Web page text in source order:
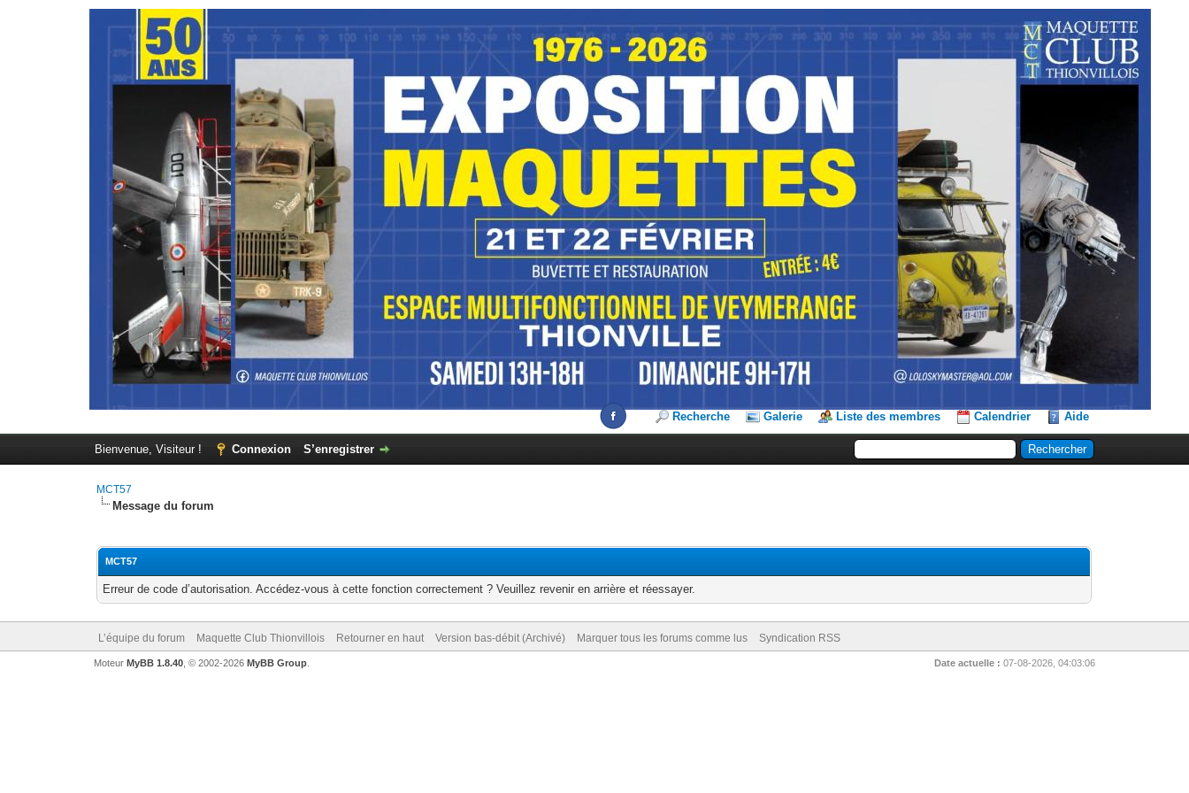
Recherche Galerie Liste des membres Calendrier Aide
Bienvenue, Visiteur ! Connexion S’enregistrer
MCT57
Message du forum
MCT57
Erreur de code d’autorisation. Accédez-vous à cette fonction correctement ? Veuillez revenir en arrière et réessayer.
L’équipe du forum Maquette Club Thionvillois Retourner en haut Version bas-débit (Archivé) Marquer tous les forums comme lus Syndication RSS
Date actuelle : 07-08-2026, 04:03:06
Moteur MyBB 1.8.40, © 2002-2026 MyBB Group.